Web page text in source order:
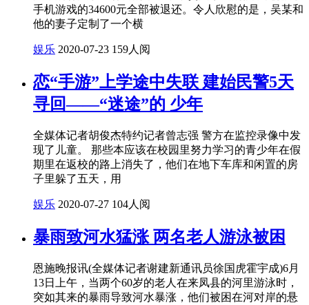
手机游戏的34600元全部被退还。令人欣慰的是，吴某和
他的妻子定制了一个横
娱乐 2020-07-23 159人阅
恋“手游”上学途中失联 建始民警5天
寻回——“迷途”的 少年
全媒体记者胡俊杰特约记者曾志强 警方在监控录像中发
现了儿童。 那些本应该在校园里努力学习的青少年在假
期里在返校的路上消失了，他们在地下车库和闲置的房
子里躲了五天，用
娱乐 2020-07-27 104人阅
暴雨致河水猛涨 两名老人游泳被困
恩施晚报讯(全媒体记者谢建新通讯员徐国虎霍宇成)6月
13日上午，当两个60岁的老人在来凤县的河里游泳时，
突如其来的暴雨导致河水暴涨，他们被困在河对岸的悬